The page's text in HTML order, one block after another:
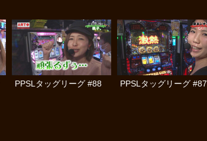
PPSLタッグリーグ #88 PPSLタッグリーグ #87